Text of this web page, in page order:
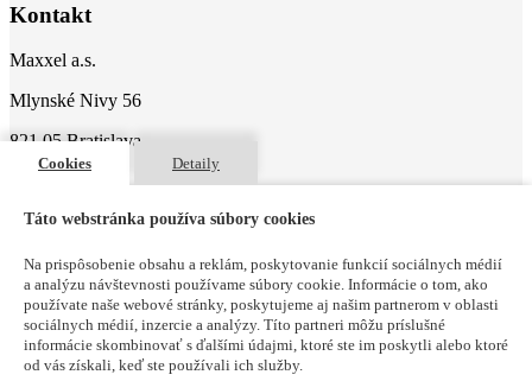
Kontakt
Maxxel a.s.
Mlynské Nivy 56
821 05 Bratislava
Tel. +421 2 536 30 231
Fax. +421 2 536 30 324
E-mail info@maxxel.sk
Pozrite si aj
Domov
O nás
Cookies Detaily
Táto webstránka používa súbory cookies
Na prispôsobenie obsahu a reklám, poskytovanie funkcií sociálnych médií
a analýzu návštevnosti používame súbory cookie. Informácie o tom, ako
používate naše webové stránky, poskytujeme aj našim partnerom v oblasti
sociálnych médií, inzercie a analýzy. Títo partneri môžu príslušné
informácie skombinovať s ďalšími údajmi, ktoré ste im poskytli alebo ktoré
od vás získali, keď ste používali ich služby.